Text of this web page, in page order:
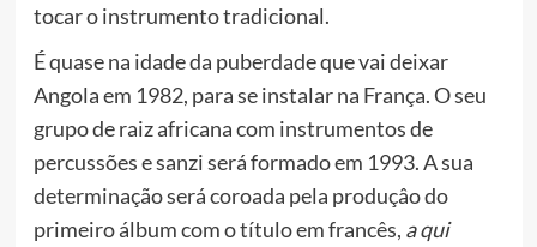
tocar o instrumento tradicional.
É quase na idade da puberdade que vai deixar
Angola em 1982, para se instalar na França. O seu
grupo de raiz africana com instrumentos de
percussões e sanzi será formado em 1993. A sua
determinação será coroada pela produçâo do
primeiro álbum com o título em francês, a qui